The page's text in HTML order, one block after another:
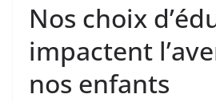
Nos choix
impactent
nos enfants